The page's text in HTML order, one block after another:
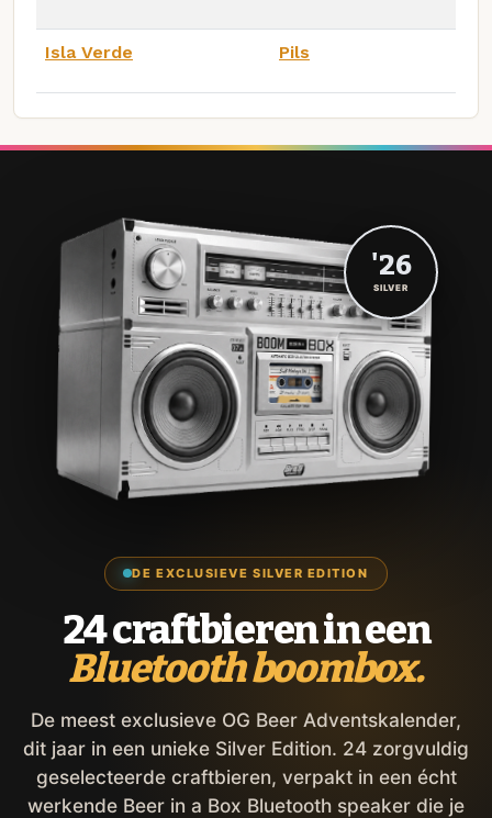
Isla Verde Pils
DE EXCLUSIEVE SILVER EDITION
24 craftbieren in een
Bluetooth boombox.
De meest exclusieve OG Beer Adventskalender,
dit jaar in een unieke Silver Edition. 24 zorgvuldig
geselecteerde craftbieren, verpakt in een écht
werkende Beer in a Box Bluetooth speaker die je
'26
SILVER